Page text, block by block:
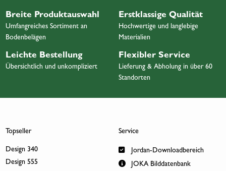
Breite Produktauswahl
Umfangreiches Sortiment an
Bodenbelägen
Erstklassige Qualität
Hochwertige und langlebige
Materialien
Leichte Bestellung
Übersichtlich und unkompliziert
Flexibler Service
Lieferung & Abholung in über 60
Standorten
Topseller
Design 340
Design 555
Service
Jordan-Downloadbereich
JOKA Bilddatenbank